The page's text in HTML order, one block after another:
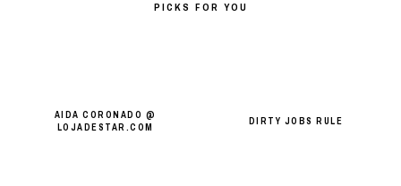
PICKS FOR YOU
AIDA CORONADO @
LOJADESTAR.COM
DIRTY JOBS RULE